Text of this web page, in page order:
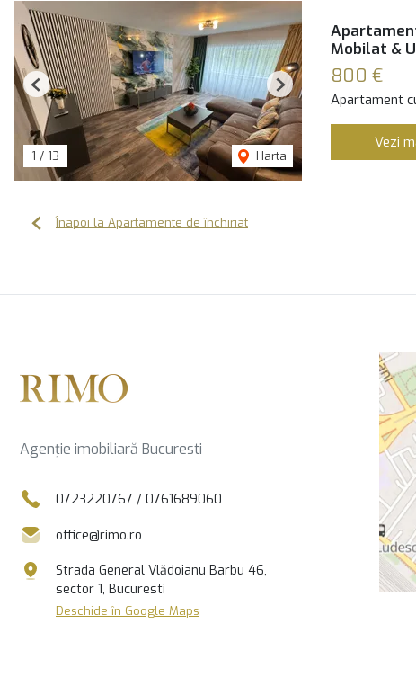
1 / 13 Harta
Previous Next
Mobilat &
800 €
Apartament
Vezi
Înapoi la Apartamente de închiriat
Agenție imobiliară Bucuresti
0723220767 / 0761689060
office@rimo.ro
Strada General Vlădoianu Barbu 46,
sector 1, Bucuresti
Deschide în Google Maps